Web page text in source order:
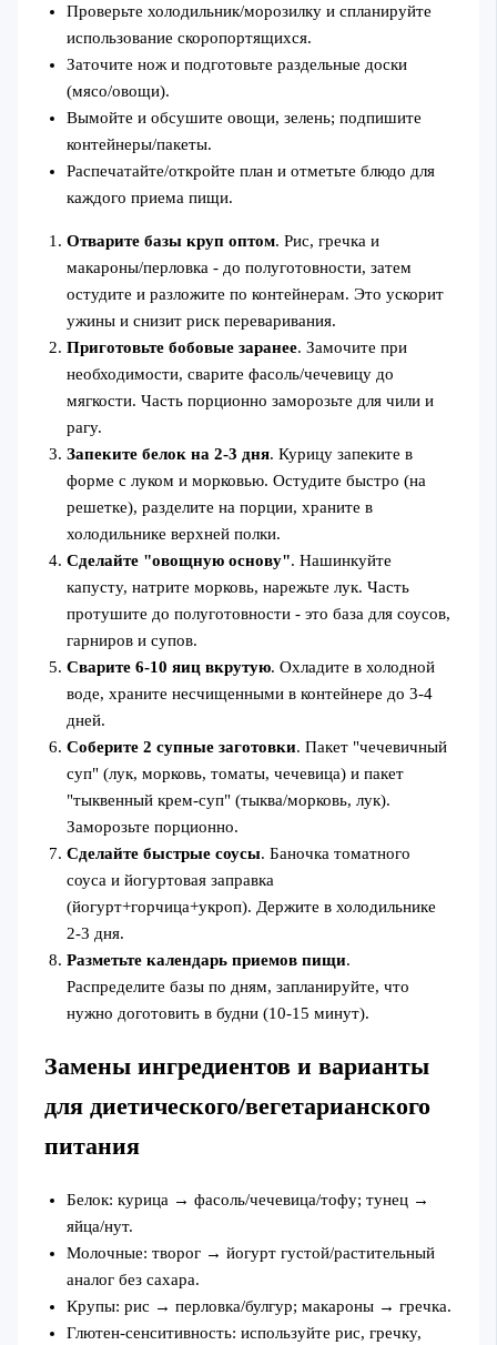
Проверьте холодильник/морозилку и спланируйте
использование скоропортящихся.
Заточите нож и подготовьте раздельные доски
(мясо/овощи).
Вымойте и обсушите овощи, зелень; подпишите
контейнеры/пакеты.
Распечатайте/откройте план и отметьте блюдо для
каждого приема пищи.
Отварите базы круп оптом. Рис, гречка и
макароны/перловка - до полуготовности, затем
остудите и разложите по контейнерам. Это ускорит
ужины и снизит риск переваривания.
Приготовьте бобовые заранее. Замочите при
необходимости, сварите фасоль/чечевицу до
мягкости. Часть порционно заморозьте для чили и
рагу.
Запеките белок на 2-3 дня. Курицу запеките в
форме с луком и морковью. Остудите быстро (на
решетке), разделите на порции, храните в
холодильнике верхней полки.
Сделайте "овощную основу". Нашинкуйте
капусту, натрите морковь, нарежьте лук. Часть
протушите до полуготовности - это база для соусов,
гарниров и супов.
Сварите 6-10 яиц вкрутую. Охладите в холодной
воде, храните несчищенными в контейнере до 3-4
дней.
Соберите 2 супные заготовки. Пакет "чечевичный
суп" (лук, морковь, томаты, чечевица) и пакет
"тыквенный крем-суп" (тыква/морковь, лук).
Заморозьте порционно.
Сделайте быстрые соусы. Баночка томатного
соуса и йогуртовая заправка
(йогурт+горчица+укроп). Держите в холодильнике
2-3 дня.
Разметьте календарь приемов пищи.
Распределите базы по дням, запланируйте, что
нужно доготовить в будни (10-15 минут).
Замены ингредиентов и варианты
для диетического/вегетарианского
питания
Белок: курица → фасоль/чечевица/тофу; тунец →
яйца/нут.
Молочные: творог → йогурт густой/растительный
аналог без сахара.
Крупы: рис → перловка/булгур; макароны → гречка.
Глютен-сенситивность: используйте рис, гречку,